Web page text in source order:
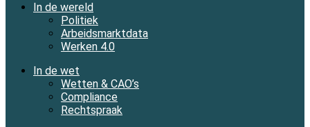
In de wereld
Politiek
Arbeidsmarktdata
Werken 4.0
In de wet
Wetten & CAO’s
Compliance
Rechtspraak